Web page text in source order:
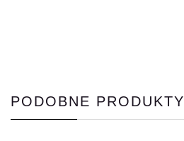
PODOBNE PRODUKTY